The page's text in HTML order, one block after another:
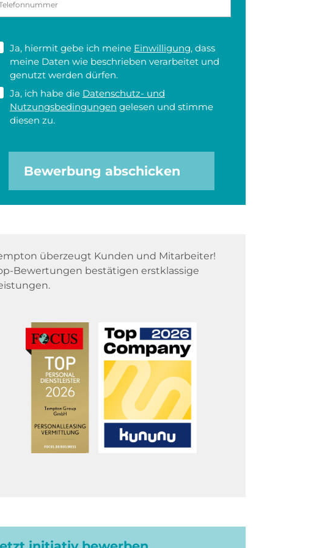
Ja, hiermit gebe ich meine Einwilligung, dass
meine Daten wie beschrieben verarbeitet und
genutzt werden dürfen.
Ja, ich habe die Datenschutz- und
Nutzungsbedingungen gelesen und stimme
diesen zu.
Bewerbung abschicken
überzeugt Kunden und Mitarbeiter!
Bewertungen bestätigen erstklassige